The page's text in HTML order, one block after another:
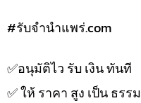
#รับจํานําแพร่.com
✅️อนุมัติไว รับ เงิน ทันที
✅️ ให้ ราคา สูง เป็น ธรรม